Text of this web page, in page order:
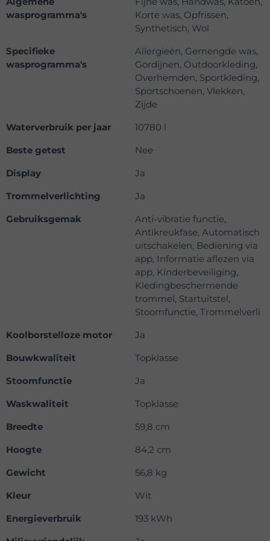
wasprogramma's
Korte was, Opfrissen,
Synthetisch, Wol
Specifieke
wasprogramma's
Allergieën, Gemengde was,
Gordijnen, Outdoorkleding,
Overhemden, Sportkleding,
Sportschoenen, Vlekken,
Zijde
Waterverbruik per jaar
10780 l
Beste getest
Nee
Display
Ja
Trommelverlichting
Ja
Gebruiksgemak
Anti-vibratie functie,
Antikreukfase, Automatisch
uitschakelen, Bediening via
app, Informatie aflezen via
app, Kinderbeveiliging,
Kledingbeschermende
trommel, Startuitstel,
Stoomfunctie, Trommelverli
Koolborstelloze motor
Ja
Bouwkwaliteit
Topklasse
Stoomfunctie
Ja
Waskwaliteit
Topklasse
Breedte
59,8 cm
Hoogte
84,2 cm
Gewicht
56,8 kg
Kleur
Wit
Energieverbruik
193 kWh